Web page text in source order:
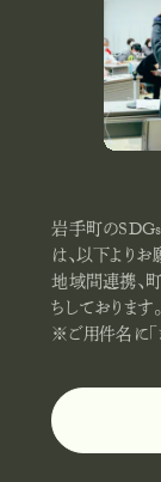
岩手町の
は、以下よりお
地域間連携、
ちしております。
※ご用件名に「